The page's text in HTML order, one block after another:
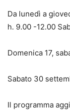
Da lunedì a
h. 9.00 -12.00
Domenica 17,
Sabato 30
Il programma